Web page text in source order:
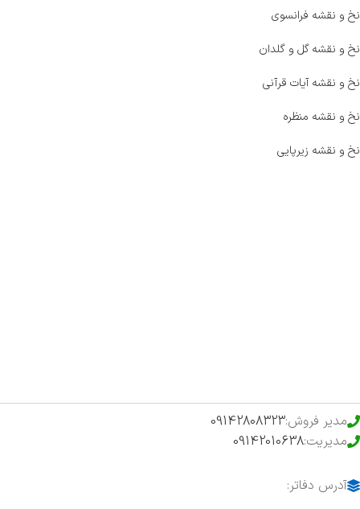
نخ و نقشه فرانسوی
نخ و نقشه گل و گلدان
نخ و نقشه آیات قرآنی
نخ و نقشه منظره
نخ و نقشه زیرپایی
مدیر فروش:09142808323
مدیریت:09142010638
آدرس دفاتر: